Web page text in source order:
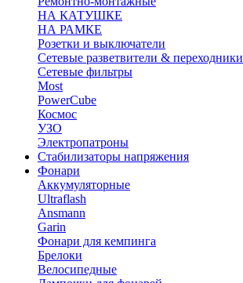
НА КАТУШКЕ
НА РАМКЕ
Розетки и выключатели
Сетевые разветвители & переходники
Сетевые фильтры
Most
PowerCube
Космос
УЗО
Электропатроны
Стабилизаторы напряжения
Фонари
Аккумуляторные
Ultraflash
Ansmann
Garin
Фонари для кемпинга
Брелоки
Велосипедные